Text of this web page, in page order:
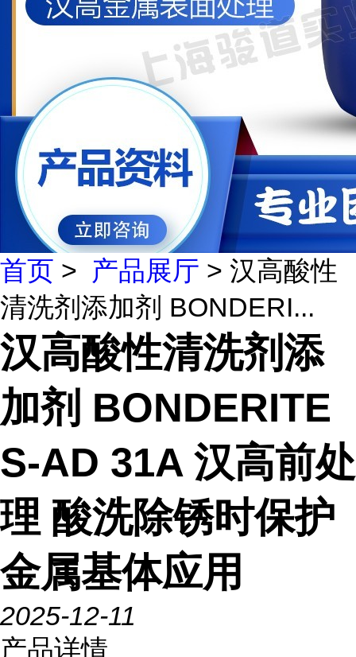
首页 > 产品展厅 > 汉高酸性
清洗剂添加剂 BONDERI...
汉高酸性清洗剂添
加剂 BONDERITE
S-AD 31A 汉高前处
理 酸洗除锈时保护
金属基体应用
2025-12-11
产品详情